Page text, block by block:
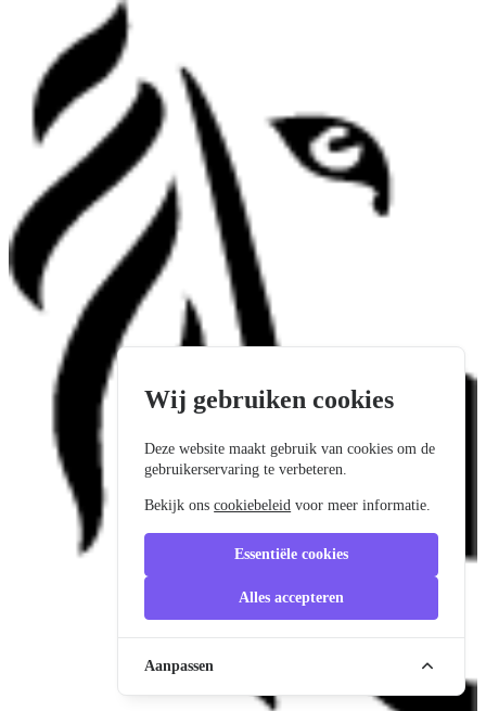
Wij gebruiken cookies
Deze website maakt gebruik van cookies om de
gebruikerservaring te verbeteren.
Bekijk onscookiebeleid voor meer informatie.
Essentiële cookies
Alles accepteren
Aanpassen